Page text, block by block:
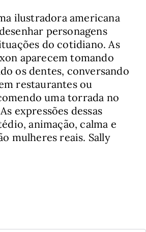
ilustradora americana
personagens
do cotidiano. As
aparecem tomando
os dentes, conversando
restaurantes ou
uma torrada no
expressões dessas
animação, calma e
mulheres reais. Sally